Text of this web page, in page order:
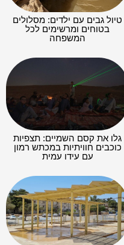
טיול גבים עם ילדים: מסלולים
בטוחים ומרשימים לכל
המשפחה
גלו את קסם השמיים: תצפיות
כוכבים חוויתיות במכתש רמון
עם עידו עמית